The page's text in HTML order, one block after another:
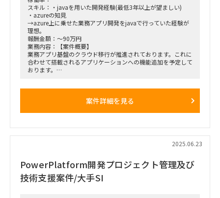
スキル：・javaを用いた開発経験(最低3年以上が望ましい)
・azureの知見
→azure上に乗せた業務アプリ開発をjavaで行っていた経験が
理想。
報酬金額：～90万円
業務内容：【案件概要】
業務アプリ基盤のクラウド移行が推進されております。これに
合わせて搭載されるアプリケーションへの機能追加を予定して
おります。
案件詳細を見る
2025.06.23
PowerPlatform開発プロジェクト管理及び
技術支援案件/大手SI